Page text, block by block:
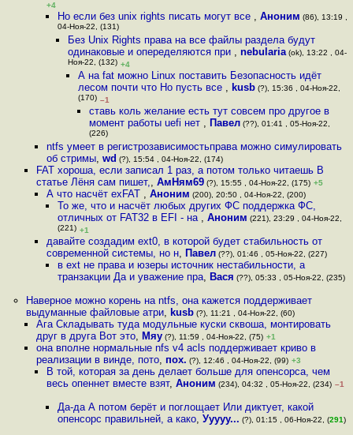
+4
Но если без unix rights писать могут все , Аноним (86), 13:19 ,
04-Ноя-22, (131)
Без Unix Rights права на все файлы раздела будут
одинаковые и опеределяются при , nebularia(ok), 13:22 , 04-
Ноя-22, (132) +4
А на fat можно Linux поставить Безопасность идёт
лесом почти что Но пусть все , kusb (?), 15:36 , 04-Ноя-22,
(170) –1
ставь коль желание есть тут совсем про другое в
момент работы uefi нет , Павел(??), 01:41 , 05-Ноя-22,
(226)
ntfs умеет в регистрозависимостьправа можно симулировать
об стримы,wd (?), 15:54 , 04-Ноя-22, (174)
FAT хороша, если записал 1 раз, а потом только читаешь В
статье Лёня сам пишет,, АмНям69(?), 15:55 , 04-Ноя-22, (175) +5
А что насчёт exFAT ,Аноним (200), 20:50 , 04-Ноя-22, (200)
То же, что и насчёт любых других ФС поддержка ФС,
отличных от FAT32 в EFI - на , Аноним (221), 23:29 , 04-Ноя-22,
(221) +1
давайте создадим ext0, в которой будет стабильность от
современной системы, но н, Павел (??), 01:46 , 05-Ноя-22, (227)
в ext не права и юзеры источник нестабильности, а
транзакции Да и уважение пра, Вася (??), 05:33 , 05-Ноя-22, (235)
Наверное можно корень на ntfs, она кажется поддерживает
выдуманные файловые атри, kusb(?), 11:21 , 04-Ноя-22, (60)
Ага Складывать туда модульные куски сквоша, монтировать
друг в друга Вот это, Мяу(?), 11:59 , 04-Ноя-22, (75) +1
она вполне нормальные nfs v4 acls поддерживает криво в
реализации в винде, пото, пох. (?), 12:46 , 04-Ноя-22, (99) +3
В той, которая за день делает больше для опенсорса, чем
весь опеннет вместе взят,Аноним (234), 04:32 , 05-Ноя-22, (234) –1
Да-да А потом берёт и поглощает Или диктует, какой
опенсорс правильней, а како, Ууууу... (?), 01:15 , 06-Ноя-22, (291)